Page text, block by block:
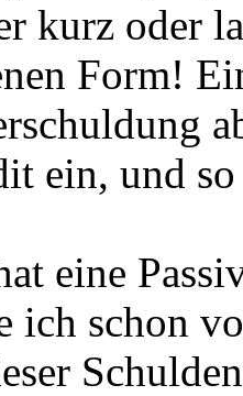
kurz oder
Form!
ein, und
eine
ich schon